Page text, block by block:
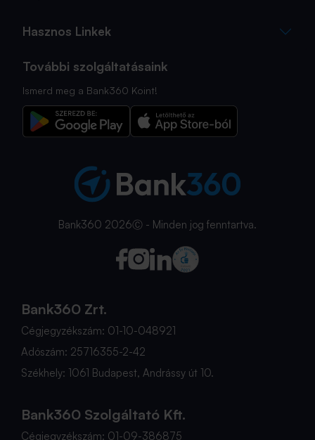
Hasznos Linkek
További szolgáltatásaink
Ismerd meg a Bank360 Koint!
Bank360 2026Ⓒ - Minden jog fenntartva.
Bank360 Zrt.
Cégjegyzékszám: 01-10-048921
Adószám: 25716355-2-42
Székhely: 1061 Budapest, Andrássy út 10.
Bank360 Szolgáltató Kft.
Cégjegyzékszám: 01-09-386875